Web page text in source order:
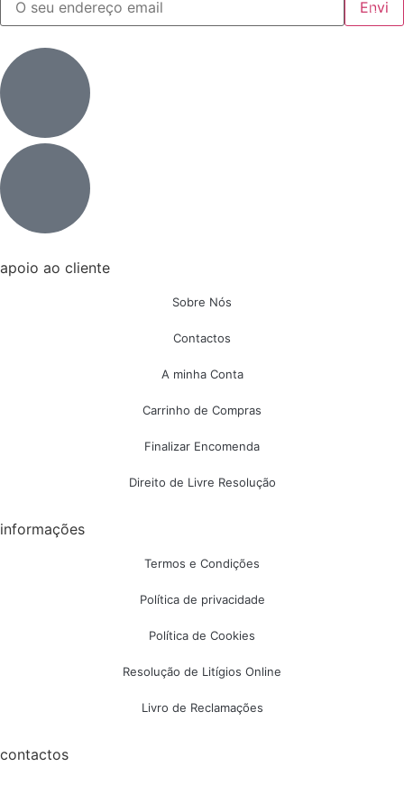
apoio ao cliente
Sobre Nós
Contactos
A minha Conta
Carrinho de Compras
Finalizar Encomenda
Direito de Livre Resolução
informações
Termos e Condições
Política de privacidade
Política de Cookies
Resolução de Litígios Online
Livro de Reclamações
contactos